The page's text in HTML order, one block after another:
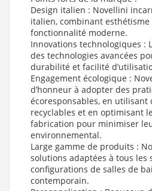
Design italien : Novellini
italien, combinant
fonctionnalité moderne.
Innovations technologiques :
des technologies avancées
durabilité et facilité
Engagement écologique :
d’honneur à adopter des
écoresponsables, en utilisant
recyclables et en optimisant
fabrication pour minimiser
environnemental.
Large gamme de produits :
solutions adaptées à tous les
configurations de salles de
contemporain.